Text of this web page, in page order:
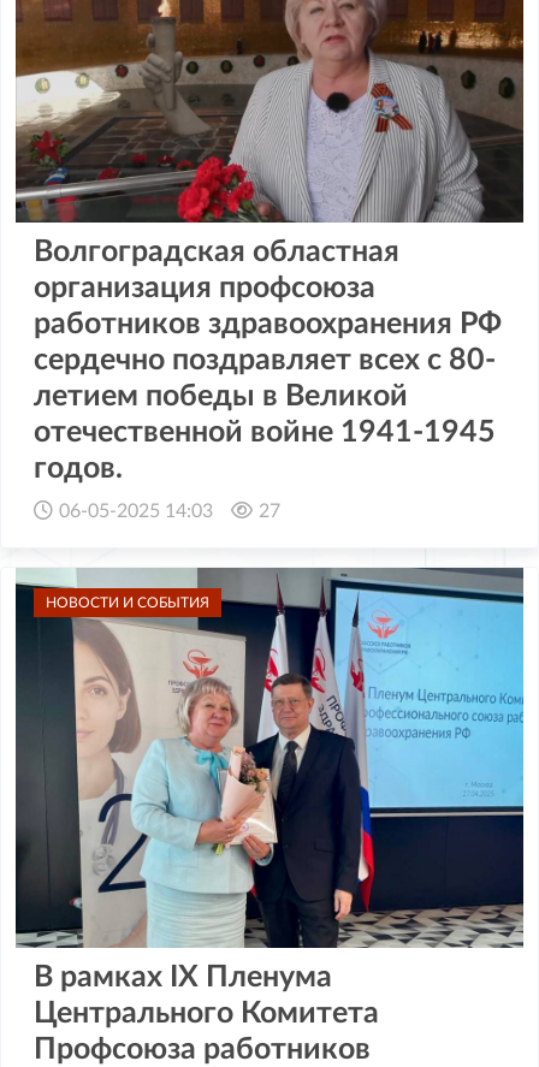
Волгоградская областная
организация профсоюза
работников здравоохранения РФ
сердечно поздравляет всех с 80-
летием победы в Великой
отечественной войне 1941-1945
годов.
06-05-2025 14:03 27
НОВОСТИ И СОБЫТИЯ
В рамках IX Пленума
Центрального Комитета
Профсоюза работников